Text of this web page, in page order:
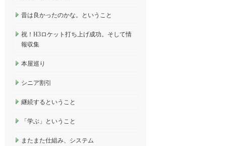
昔は良かったのかな。ということ
祝！H3ロケット打ち上げ成功。そして情
報収集
本屋巡り
シニア割引
継続するということ
「学ぶ」ということ
またまた仕組み、システム